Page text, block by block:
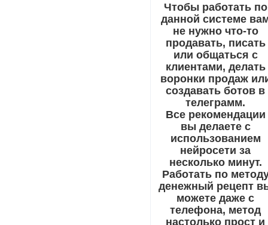
Чтобы работать по
данной системе
не нужно что-то
продавать, писать
или общаться с
клиентами, делать
воронки продаж
создавать ботов в
телеграмм.
Все рекомендации
вы делаете с
использованием
нейросети за
несколько минут.
Работать по
денежный рецепт
можете даже с
телефона, метод
настолько прост и